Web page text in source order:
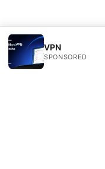
VPN
SPONSORED